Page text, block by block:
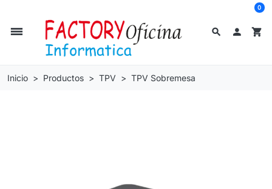
search
dehaze  shopping_cart
0
Inicio Productos TPV TPV Sobremesa